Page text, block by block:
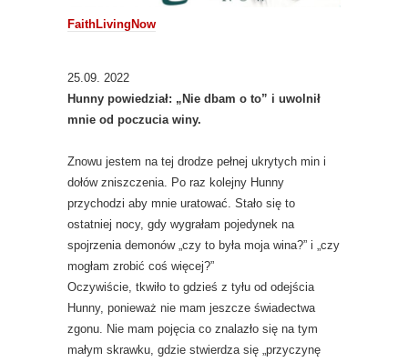
FaithLivingNow
25.09. 2022
Hunny powiedział: „Nie dbam o to” i uwolnił
mnie od poczucia winy.
Znowu jestem na tej drodze pełnej ukrytych min i
dołów zniszczenia. Po raz kolejny Hunny
przychodzi aby mnie uratować. Stało się to
ostatniej nocy, gdy wygrałam pojedynek na
spojrzenia demonów „czy to była moja wina?” i „czy
mogłam zrobić coś więcej?”
Oczywiście, tkwiło to gdzieś z tyłu od odejścia
Hunny, ponieważ nie mam jeszcze świadectwa
zgonu. Nie mam pojęcia co znalazło się na tym
małym skrawku, gdzie stwierdza się „przyczynę